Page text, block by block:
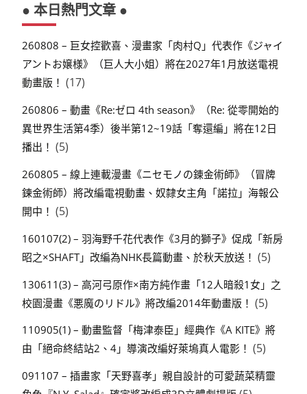
● 本日熱門文章 ●
260808 – 巨女控歡喜、漫畫家「肉村Q」代表作《ジャイ
アントお嬢様》（巨人大小姐）將在2027年1月放送電視
動畫版！ (17)
260806 – 動畫《Re:ゼロ 4th season》（Re: 從零開始的
異世界生活第4季）後半第12~19話「奪還編」將在12日
播出！ (5)
260805 – 線上連載漫畫《ニセモノの錬金術師》（冒牌
鍊金術師）將改編電視動畫、奴隸女主角「諾拉」海報公
開中！ (5)
160107(2) – 羽海野千花代表作《3月的獅子》促成「新房
昭之×SHAFT」改編為NHK長篇動畫、於秋天放送！ (5)
130611(3) – 高河弓原作×南方純作畫「12人暗殺1女」之
校園漫畫《悪魔のリドル》將改編2014年動畫版！ (5)
110905(1) – 動畫監督「梅津泰臣」經典作《A KITE》將
由「絕命終結站2、4」導演改編好萊塢真人電影！ (5)
091107 – 插畫家「天野喜孝」親自設計的可愛蔬菜精靈